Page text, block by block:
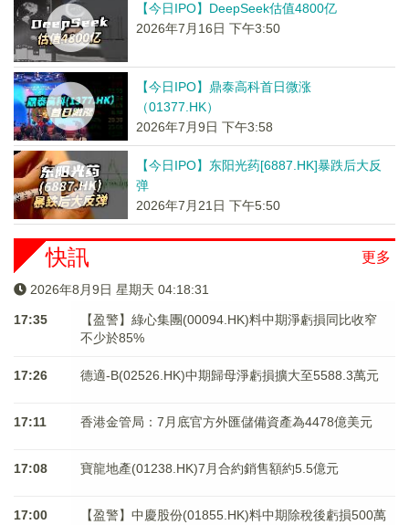
【今日IPO】DeepSeek估值4800亿
2026年7月16日 下午3:50
【今日IPO】鼎泰高科首日微涨
（01377.HK）
2026年7月9日 下午3:58
【今日IPO】东阳光药[6887.HK]暴跌后大反
弹
2026年7月21日 下午5:50
更多
快訊
2026年8月9日 星期天 04:18:32
17:35
【盈警】綠心集團(00094.HK)料中期淨虧損同比收窄
不少於85%
17:26 德適-B(02526.HK)中期歸母淨虧損擴大至5588.3萬元
17:11 香港金管局：7月底官方外匯儲備資產為4478億美元
17:08 寶龍地產(01238.HK)7月合約銷售額約5.5億元
17:00
【盈警】中慶股份(01855.HK)料中期除稅後虧損500萬